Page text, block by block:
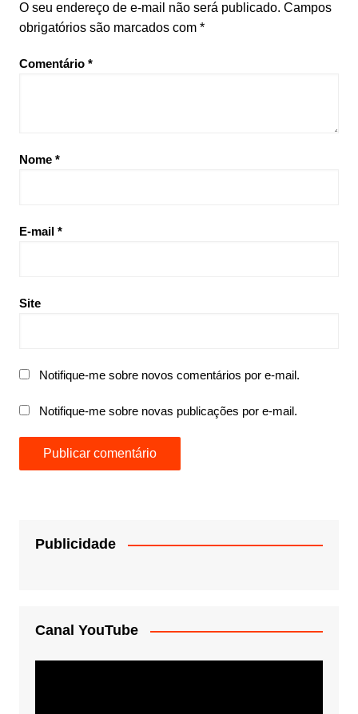
O seu endereço de e-mail não será publicado. Campos
obrigatórios são marcados com *
Comentário *
Nome *
E-mail *
Site
Notifique-me sobre novos comentários por e-mail.
Notifique-me sobre novas publicações por e-mail.
Publicidade
Canal YouTube